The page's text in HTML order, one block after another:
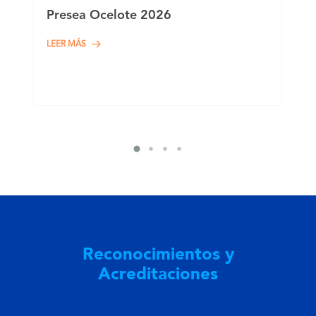
Presea Ocelote 2026
LEER MÁS
Reconocimientos y
Acreditaciones